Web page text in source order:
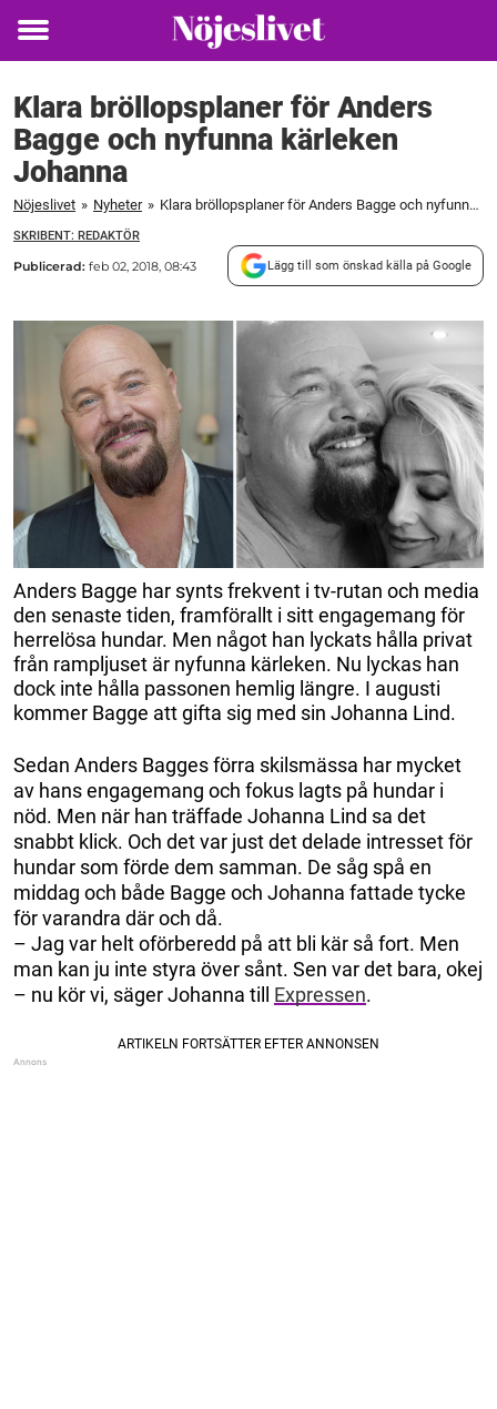
Toggle
Klara bröllopsplaner för Anders
Bagge och nyfunna kärleken
Johanna
Nöjeslivet » Nyheter » Klara bröllopsplaner för Anders Bagge och nyfunna kärleken Johanna
SKRIBENT: REDAKTÖR
Publicerad: feb 02, 2018, 08:43 Lägg till som önskad källa på Google
Anders Bagge har synts frekvent i tv-rutan och media
den senaste tiden, framförallt i sitt engagemang för
herrelösa hundar. Men något han lyckats hålla privat
från rampljuset är nyfunna kärleken. Nu lyckas han
dock inte hålla passonen hemlig längre. I augusti
kommer Bagge att gifta sig med sin Johanna Lind.
Sedan Anders Bagges förra skilsmässa har mycket
av hans engagemang och fokus lagts på hundar i
nöd. Men när han träffade Johanna Lind sa det
snabbt klick. Och det var just det delade intresset för
hundar som förde dem samman. De såg spå en
middag och både Bagge och Johanna fattade tycke
för varandra där och då.
– Jag var helt oförberedd på att bli kär så fort. Men
man kan ju inte styra över sånt. Sen var det bara, okej
– nu kör vi, säger Johanna till Expressen.